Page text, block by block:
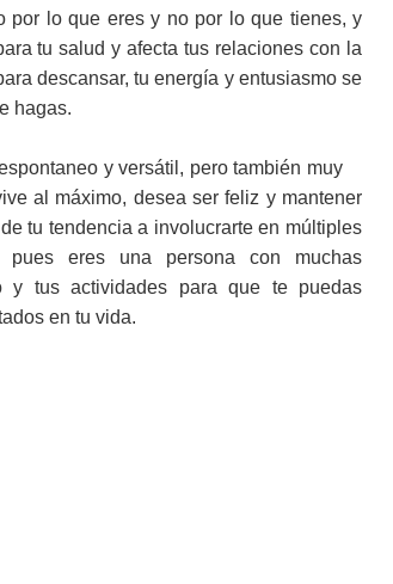
por lo que eres y no por lo que tienes, y
tu salud y afecta tus relaciones con la
descansar, tu energía y entusiasmo se
hagas.
y versátil, pero también muy
al máximo, desea ser feliz y mantener
tu tendencia a involucrarte en múltiples
pues eres una persona con muchas
y tus actividades para que te puedas
en tu vida.